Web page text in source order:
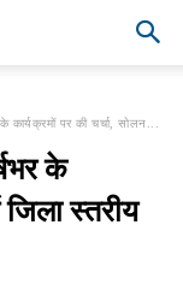
पर की चर्चा, सोलन...
के
स्तरीय